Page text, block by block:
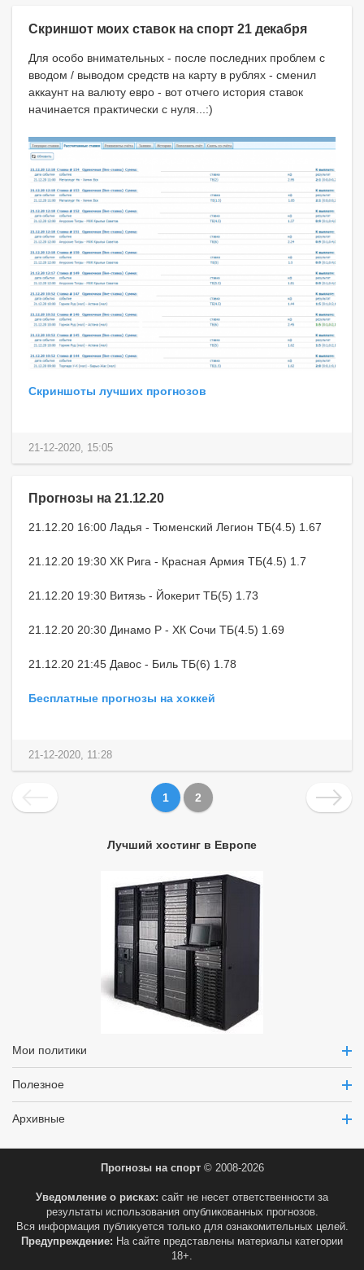
Скриншот моих ставок на спорт 21 декабря
Для особо внимательных - после последних проблем с
вводом / выводом средств на карту в рублях - сменил
аккаунт на валюту евро - вот отчего история ставок
начинается практически с нуля...:)
Скриншоты лучших прогнозов
21-12-2020, 15:05
Прогнозы на 21.12.20
21.12.20 16:00 Ладья - Тюменский Легион ТБ(4.5) 1.67
21.12.20 19:30 ХК Рига - Красная Армия ТБ(4.5) 1.7
21.12.20 19:30 Витязь - Йокерит ТБ(5) 1.73
21.12.20 20:30 Динамо Р - ХК Сочи ТБ(4.5) 1.69
21.12.20 21:45 Давос - Биль ТБ(6) 1.78
Бесплатные прогнозы на хоккей
21-12-2020, 11:28
1 2
Лучший хостинг в Европе
Мои политики
Полезное
Архивные
Прогнозы на спорт© 2008-2026
Уведомление о рисках: сайт не несет ответственности за
результаты использования опубликованных прогнозов.
Вся информация публикуется только для ознакомительных целей.
Предупреждение: На сайте представлены материалы категории
18+.